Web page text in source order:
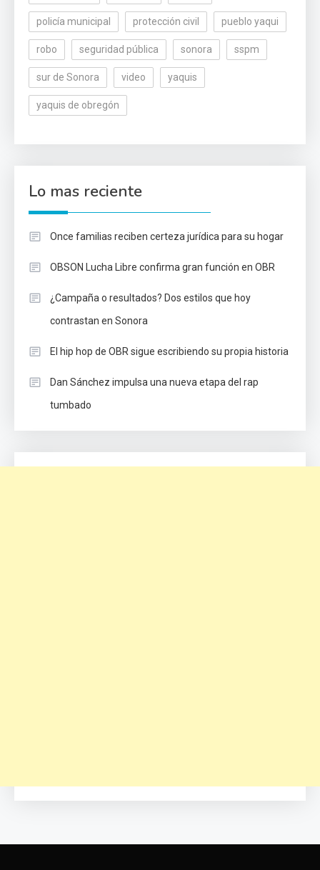
policía municipal protección civil pueblo yaqui
robo seguridad pública sonora sspm
sur de Sonora video yaquis
yaquis de obregón
Lo mas reciente
Once familias reciben certeza jurídica para su hogar
OBSON Lucha Libre confirma gran función en OBR
¿Campaña o resultados? Dos estilos que hoy
contrastan en Sonora
El hip hop de OBR sigue escribiendo su propia historia
Dan Sánchez impulsa una nueva etapa del rap
tumbado